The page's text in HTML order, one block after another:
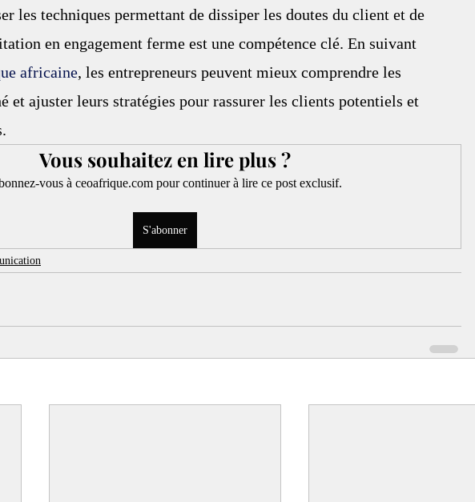
les techniques permettant de dissiper les doutes du client et de
en engagement ferme est une compétence clé. En suivant
africaine, les entrepreneurs peuvent mieux comprendre les
et ajuster leurs stratégies pour rassurer les clients potentiels et
Vous souhaitez en lire plus ?
vous à ceoafrique.com pour continuer à lire ce post exclusif.
S'abonner